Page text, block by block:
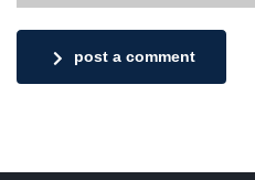
post a comment